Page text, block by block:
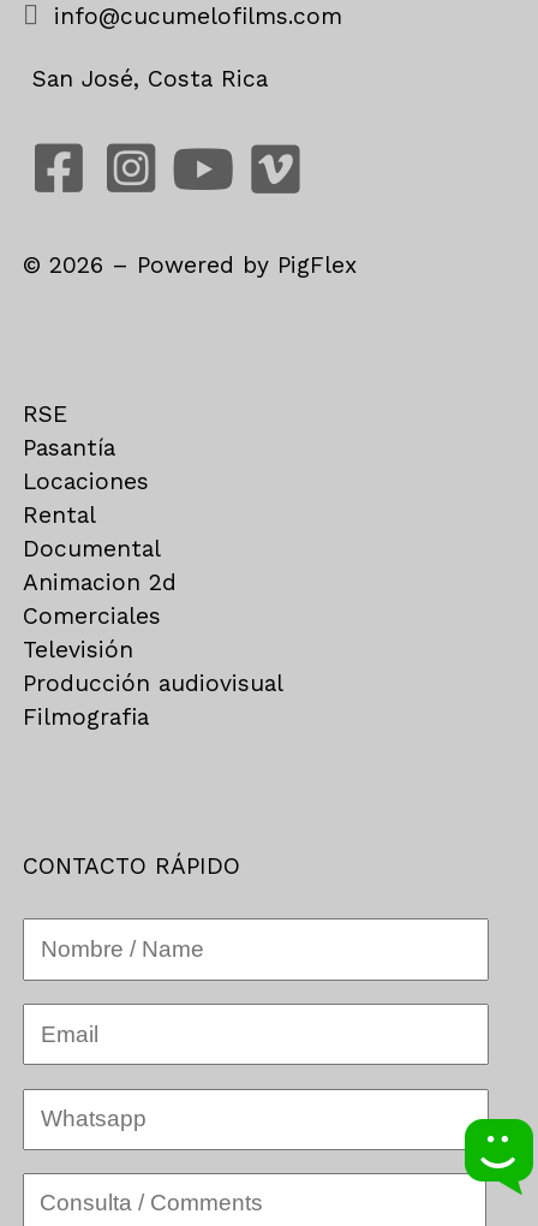
info@cucumelofilms.com
San José, Costa Rica
©2026 – Powered by PigFlex
RSE
Pasantía
Locaciones
Rental
Documental
Animacion 2d
Comerciales
Televisión
Producción audiovisual
Filmografia
CONTACTO RÁPIDO